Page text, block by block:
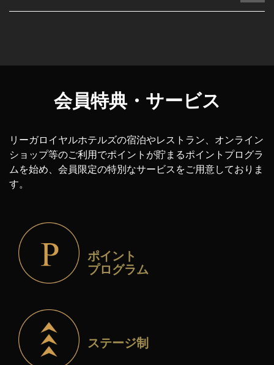
レストラン・バー利用時の装花代金、音響代金等のご飲
食代金及び席料・個室料以外の代金
連携サービス（当社が提供するリーガロイヤルホテル
オンラインショッピングサイトにおける会員制度とRM
会員制度の連携サービスをいう）の利用登録をすること
イベントチケット、リーガギフトチェックの購入代金
ヘルスクラブ等対象施設の会員組織の年会費、受講料、
マッサージ代金、ランドリー代金
ポイント交換で支払われた代金
その他対象施設が対象外と定めた場合
を負いません。
メンテナンス等でキャンペーンにご参加いただけない場
当キャンペーン参加にかかる費用（通信費等含む）は、
お客様のご負担となりますので、あらかじめご了承くだ
スマートフォン（高機能携帯電話）の設定などについて
は、携帯電話各社または製造元のメーカー、サービス提
供者にお問い合わせください。
は緊急に行う場合。
利用者間または利用者と第三者の間におけるトラブル等
が生じた場合。
自然災害、大規模障害などの発生など不可抗力、火災、
しくは遅延し、何らかの欠陥が生じた場合。
当社の故意または重過失なくして本キャンペーンが提供
する情報が誤送信されるか、もしくは欠陥があった場
合。
本キャンペーンの応募により応募者に生じた一切のトラ
合。
会員特典・サービス
リーガロイヤルホテルズの宿泊やレストラン、オンライン
ショップ等のご利用でポイントが貯まるポイントプログラ
ムを始め、 会員限定の特別なサービスをご用意しておりま
す。
ポイント
プログラム
ステージ制